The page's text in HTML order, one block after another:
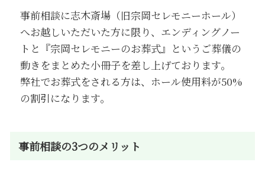
事前相談に志木斎場（旧宗岡セレモニーホール）
へお越しいただいた方に限り、エンディングノー
ト と『宗岡セレモニーのお葬式』というご葬儀の
動きをまとめた小冊子を差し上げております。
弊社でお葬式をされる方は、ホール使用料が50%
の割引になります。
事前相談の3つのメリット